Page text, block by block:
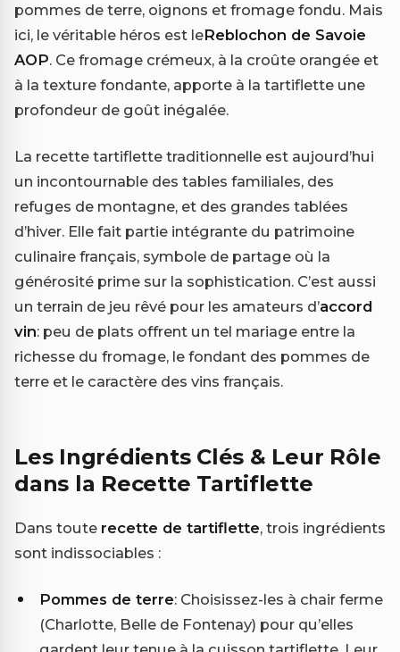
pommes de terre, oignons et fromage fondu. Mais
ici, le véritable héros est leReblochon de Savoie
AOP. Ce fromage crémeux, à la croûte orangée et
à la texture fondante, apporte à la tartiflette une
profondeur de goût inégalée.
La recette tartiflette traditionnelle est aujourd’hui
un incontournable des tables familiales, des
refuges de montagne, et des grandes tablées
d’hiver. Elle fait partie intégrante du patrimoine
culinaire français, symbole de partage où la
générosité prime sur la sophistication. C’est aussi
un terrain de jeu rêvé pour les amateurs d’accord
vin: peu de plats offrent un tel mariage entre la
richesse du fromage, le fondant des pommes de
terre et le caractère des vins français.
Les Ingrédients Clés & Leur Rôle
dans la Recette Tartiflette
Dans toute recette de tartiflette, trois ingrédients
sont indissociables :
Pommes de terre: Choisissez-les à chair ferme
(Charlotte, Belle de Fontenay) pour qu’elles